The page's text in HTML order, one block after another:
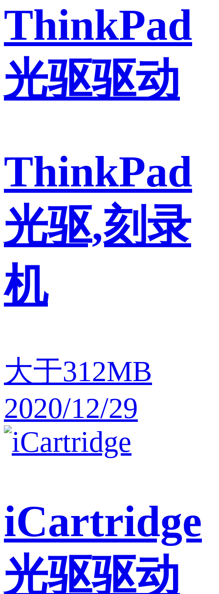
ThinkPad
光驱驱动
ThinkPad
光驱,刻录
机
大于312MB
2020/12/29
iCartridge
光驱驱动